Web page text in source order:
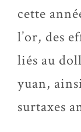
cette
l’or, des
liés au
yuan,
surtaxes